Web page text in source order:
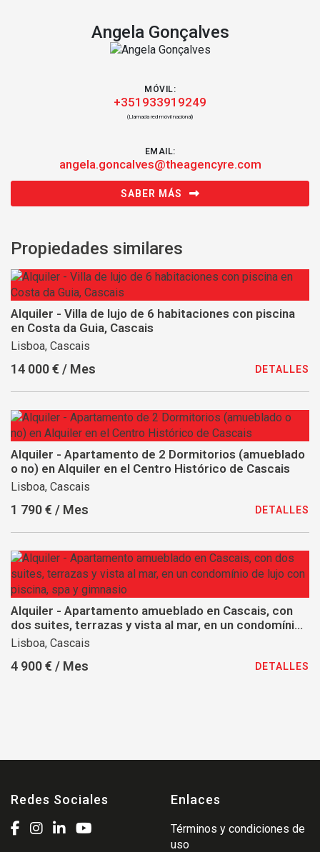
Angela Gonçalves
MÓVIL:
+351933919249
(Llamada red móvil nacional)
EMAIL:
angela.goncalves@theagencyre.com
SABER MÁS
Propiedades similares
Alquiler - Villa de lujo de 6 habitaciones con piscina
en Costa da Guia, Cascais
Lisboa, Cascais
14 000 € / Mes DETALLES
Alquiler - Apartamento de 2 Dormitorios (amueblado
o no) en Alquiler en el Centro Histórico de Cascais
Lisboa, Cascais
1 790 € / Mes DETALLES
Alquiler - Apartamento amueblado en Cascais, con
dos suites, terrazas y vista al mar, en un condomínio
de lujo con piscina, spa y gimnasio
Lisboa, Cascais
4 900 € / Mes DETALLES
Redes Sociales Enlaces
Términos y condiciones de
uso